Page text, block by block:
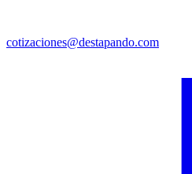
cotizaciones@destapando.com